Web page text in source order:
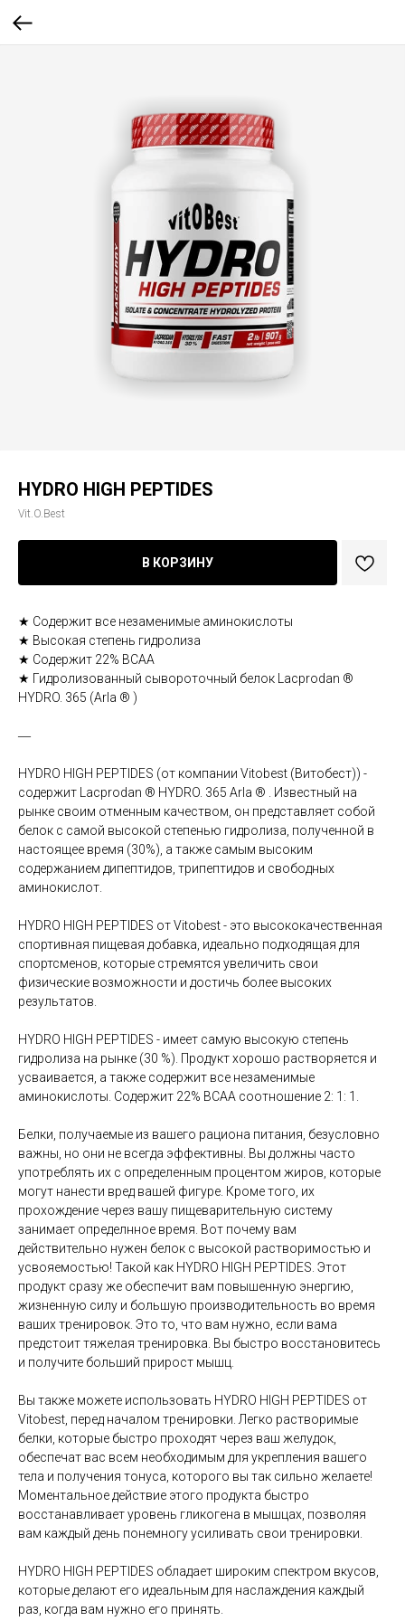
HYDRO HIGH PEPTIDES
Vit.O.Best
В КОРЗИНУ
★ Cодержит все незаменимые аминокислоты
★ Высокая степень гидролиза
★ Содержит 22% BCAA
★ Гидролизованный сывороточный белок Lacprodan ®
HYDRO. 365 (Arla ® )
―
HYDRO HIGH PEPTIDES (от компании Vitobest (Витобест)) -
содержит Lacprodan ® HYDRO. 365 Arla ® . Известный на
рынке своим отменным качеством, он представляет собой
белок с самой высокой степенью гидролиза, полученной в
настоящее время (30%), а также самым высоким
содержанием дипептидов, трипептидов и свободных
аминокислот.
HYDRO HIGH PEPTIDES от Vitobest - это высококачественная
спортивная пищевая добавка, идеально подходящая для
спортсменов, которые стремятся увеличить свои
физические возможности и достичь более высоких
результатов.
HYDRO HIGH PEPTIDES - имеет самую высокую степень
гидролиза на рынке (30 %). Продукт хорошо растворяется и
усваивается, а также содержит все незаменимые
аминокислоты. Содержит 22% BCAA соотношение 2: 1: 1.
Белки, получаемые из вашего рациона питания, безусловно
важны, но они не всегда эффективны. Вы должны часто
употреблять их с определенным процентом жиров, которые
могут нанести вред вашей фигуре. Кроме того, их
прохождение через вашу пищеварительную систему
занимает определнное время. Вот почему вам
действительно нужен белок с высокой растворимостью и
усвояемостью! Такой как HYDRO HIGH PEPTIDES. Этот
продукт сразу же обеспечит вам повышенную энергию,
жизненную силу и большую производительность во время
ваших тренировок. Это то, что вам нужно, если вама
предстоит тяжелая тренировка. Вы быстро восстановитесь
и получите больший прирост мышц.
Вы также можете использовать HYDRO HIGH PEPTIDES от
Vitobest, перед началом тренировки. Легко растворимые
белки, которые быстро проходят через ваш желудок,
обеспечат вас всем необходимым для укрепления вашего
тела и получения тонуса, которого вы так сильно желаете!
Моментальное действие этого продукта быстро
восстанавливает уровень гликогена в мышцах, позволяя
вам каждый день понемногу усиливать свои тренировки.
HYDRO HIGH PEPTIDES обладает широким спектром вкусов,
которые делают его идеальным для наслаждения каждый
раз, когда вам нужно его принять.